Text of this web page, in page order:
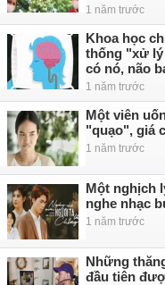
1 năm trước
Khoa học
thống "xử
có nó, não
1 năm trước
Một viên
"quạo", giá
1 năm trước
Một nghịch
nghe nhạc
1 năm trước
Những
đầu tiên